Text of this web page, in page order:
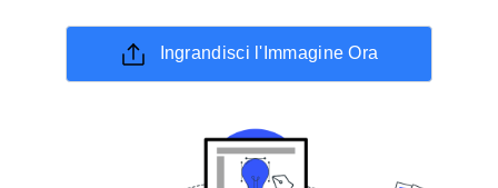
Ingrandisci l'Immagine Ora